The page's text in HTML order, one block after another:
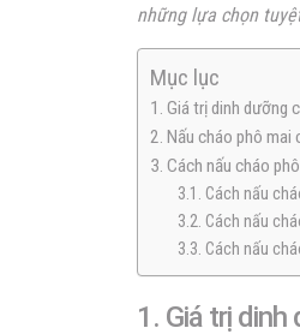
những lựa chọn
Mục lục
1. Giá trị dinh dưỡng
2. Nấu cháo phô mai
3. Cách nấu cháo
3.1. Cách nấu
3.2. Cách nấu
3.3. Cách nấu
1. Giá trị